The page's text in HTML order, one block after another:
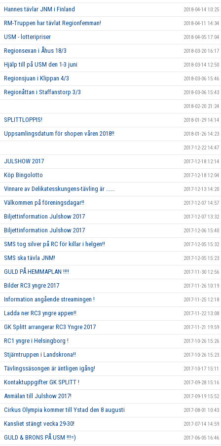
Hannes tävlar JNM i Finland 2018-04-14 10:25
RM-Truppen har tävlat Regionfemman! 2018-04-11 14:34
USM - lotteripriser 2018-04-05 17:04
Regionsexan i Åhus 18/3 2018-03-20 16:17
Hjälp till på USM den 1-3 juni 2018-03-14 12:50
Regionsjuan i Klippan 4/3 2018-03-06 15:46
Regionåttan i Staffanstorp 3/3 2018-03-06 15:43
2018-02-20 21:24
SPLITTLOPPIS! 2018-01-29 14:14
Uppsamlingsdatum för shopen våren 2018!! 2018-01-26 14:23
2017-12-22 14:47
JULSHOW 2017 2017-12-18 12:14
Köp Bingolotto 2017-12-18 12:04
Vinnare av Delikatesskungens-tävling är ...... 2017-12-13 14:20
Välkommen på föreningsdagar!! 2017-12-07 14:57
Biljettinformation Julshow 2017 2017-12-07 13:32
Biljettinformation Julshow 2017 2017-12-06 15:40
SMS tog silver på RC för killar i helgen!! 2017-12-05 15:32
SMS ska tävla JNM! 2017-12-05 15:23
GULD PÅ HEMMAPLAN !!!! 2017-11-30 12:56
Bilder RC3 yngre 2017 2017-11-26 10:19
Information angående streamingen ! 2017-11-25 12:18
Ladda ner RC3 yngre appen!! 2017-11-22 13:08
GK Splitt arrangerar RC3 Yngre 2017 2017-11-21 19:59
RC1 yngre i Helsingborg ! 2017-10-26 15:26
Stjärntruppen i Landskrona!! 2017-10-26 15:23
Tävlingssäsongen är äntligen igång! 2017-10-17 15:11
Kontaktuppgifter GK SPLITT ! 2017-09-28 15:16
Anmälan till Julshow 2017! 2017-09-19 15:52
Cirkus Olympia kommer till Ystad den 8 augusti 2017-08-01 10:43
Kansliet stängt vecka 29-30! 2017-07-14 14:59
GULD & BRONS PÅ USM !!!=) 2017-06-05 16:46